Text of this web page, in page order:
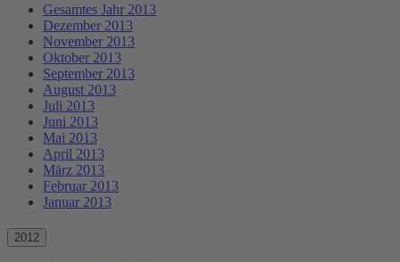
Gesamtes Jahr 2013
Dezember 2013
November 2013
Oktober 2013
September 2013
August 2013
Juli 2013
Juni 2013
Mai 2013
April 2013
März 2013
Februar 2013
Januar 2013
2012